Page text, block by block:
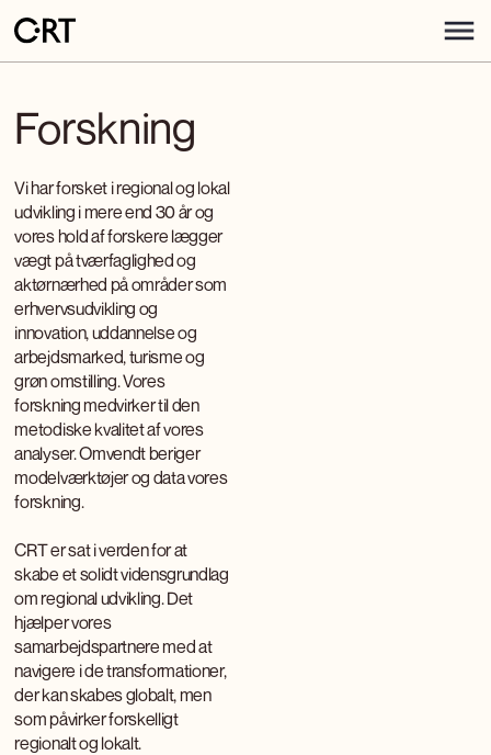
Forskning
Vi har forsket i regional og lokal
udvikling i mere end 30 år og
vores hold af forskere lægger
vægt på tværfaglighed og
aktørnærhed på områder som
erhvervsudvikling og
innovation, uddannelse og
arbejdsmarked, turisme og
grøn omstilling. Vores
forskning medvirker til den
metodiske kvalitet af vores
analyser. Omvendt beriger
modelværktøjer og data vores
forskning.
CRT er sat i verden for at
skabe et solidt vidensgrundlag
om regional udvikling. Det
hjælper vores
samarbejdspartnere med at
navigere i de transformationer,
der kan skabes globalt, men
som påvirker forskelligt
regionalt og lokalt.